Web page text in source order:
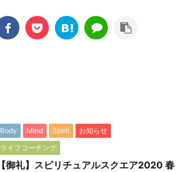
Body Mind Spirit
お知らせ
ライフコーチング
【御礼】スピリチュアルスクエア2020 春